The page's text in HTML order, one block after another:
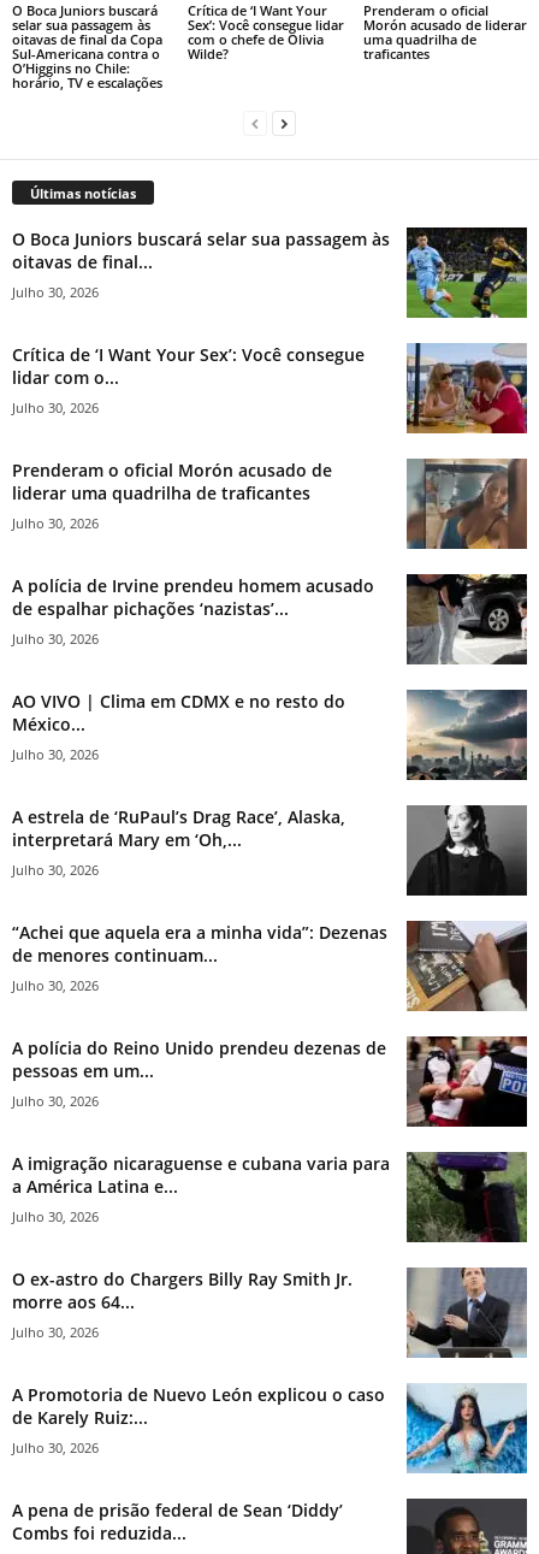
O Boca Juniors buscará
selar sua passagem às
oitavas de final da Copa
Sul-Americana contra o
O’Higgins no Chile:
horário, TV e escalações
Crítica de ‘I Want Your
Sex’: Você consegue lidar
com o chefe de Olivia
Wilde?
Prenderam o oficial
Morón acusado de liderar
uma quadrilha de
traficantes
Últimas notícias
O Boca Juniors buscará selar sua passagem às
oitavas de final...
Julho 30, 2026
Crítica de ‘I Want Your Sex’: Você consegue
lidar com o...
Julho 30, 2026
Prenderam o oficial Morón acusado de
liderar uma quadrilha de traficantes
Julho 30, 2026
A polícia de Irvine prendeu homem acusado
de espalhar pichações ‘nazistas’...
Julho 30, 2026
AO VIVO | Clima em CDMX e no resto do
México...
Julho 30, 2026
A estrela de ‘RuPaul’s Drag Race’, Alaska,
interpretará Mary em ‘Oh,...
Julho 30, 2026
“Achei que aquela era a minha vida”: Dezenas
de menores continuam...
Julho 30, 2026
A polícia do Reino Unido prendeu dezenas de
pessoas em um...
Julho 30, 2026
A imigração nicaraguense e cubana varia para
a América Latina e...
Julho 30, 2026
O ex-astro do Chargers Billy Ray Smith Jr.
morre aos 64...
Julho 30, 2026
A Promotoria de Nuevo León explicou o caso
de Karely Ruiz:...
Julho 30, 2026
A pena de prisão federal de Sean ‘Diddy’
Combs foi reduzida...